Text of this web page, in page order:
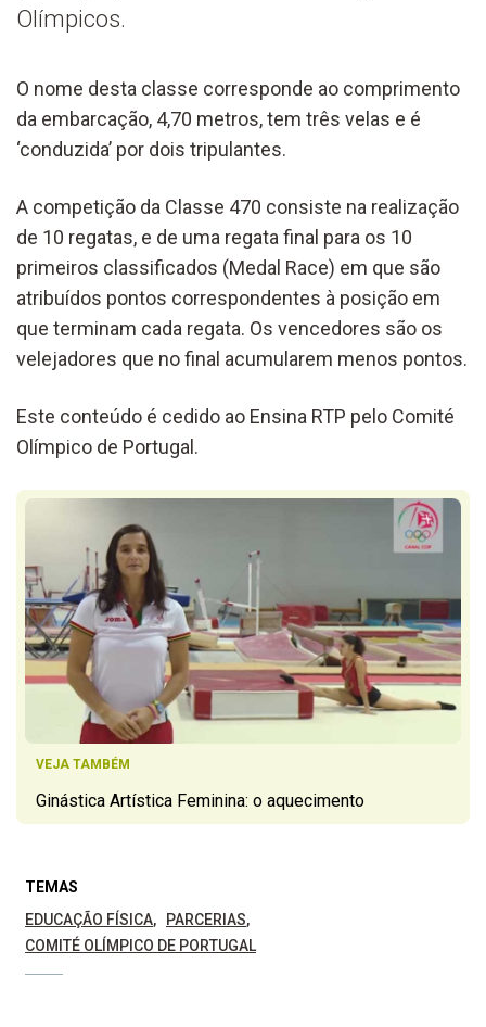
Olímpicos.
O nome desta classe corresponde ao comprimento
da embarcação, 4,70 metros, tem três velas e é
‘conduzida’ por dois tripulantes.
A competição da Classe 470 consiste na realização
de 10 regatas, e de uma regata final para os 10
primeiros classificados (Medal Race) em que são
atribuídos pontos correspondentes à posição em
que terminam cada regata. Os vencedores são os
velejadores que no final acumularem menos pontos.
Este conteúdo é cedido ao Ensina RTP pelo Comité
Olímpico de Portugal.
VEJA TAMBÉM
Ginástica Artística Feminina: o aquecimento
TEMAS
EDUCAÇÃO FÍSICA
PARCERIAS
COMITÉ OLÍMPICO DE PORTUGAL